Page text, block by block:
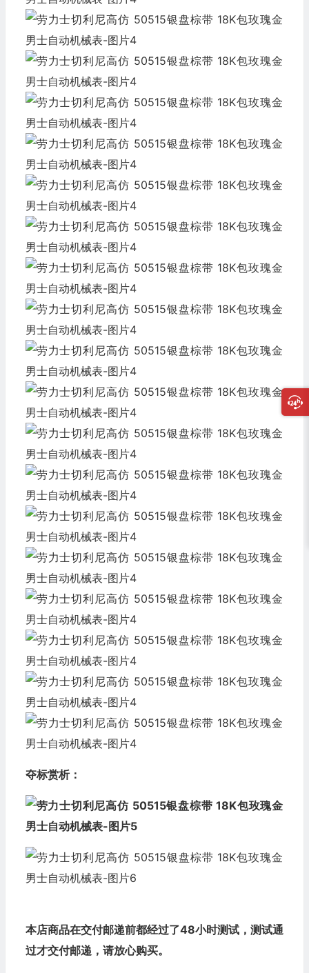
夺标赏析：
本店商品在交付邮递前都经过了48小时测试，测试通
过才交付邮递，请放心购买。